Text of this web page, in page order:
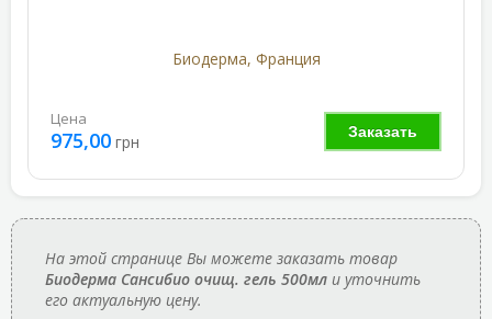
Биодерма, Франция
Заказать
Цена
975,00 грн
На этой странице Вы можете заказать товар
Биодерма Сансибио очищ. гель 500мл и уточнить
его актуальную цену.